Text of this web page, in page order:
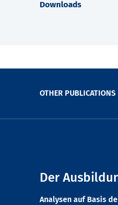
Downloads
OTHER PUBLICATIONS
Der
Analysen auf Basis